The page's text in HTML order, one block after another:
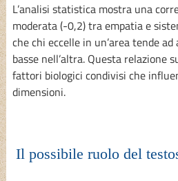
L’analisi statistica mostra una
moderata (-0,2) tra empatia e
che chi eccelle in un’area tende
basse nell’altra. Questa relazione
fattori biologici condivisi che
dimensioni.
Il possibile ruolo del